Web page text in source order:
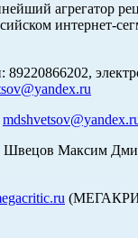
агрегатор
интернет-
89220866202,
Швецов Максим